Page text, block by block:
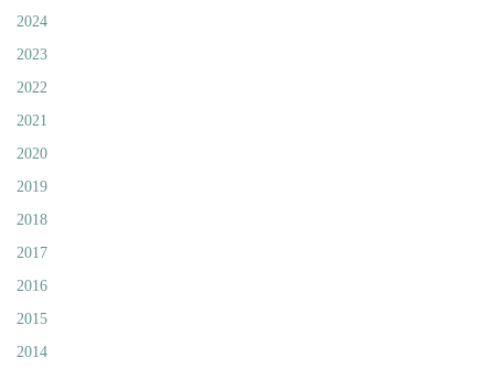
2024
2023
2022
2021
2020
2019
2018
2017
2016
2015
2014